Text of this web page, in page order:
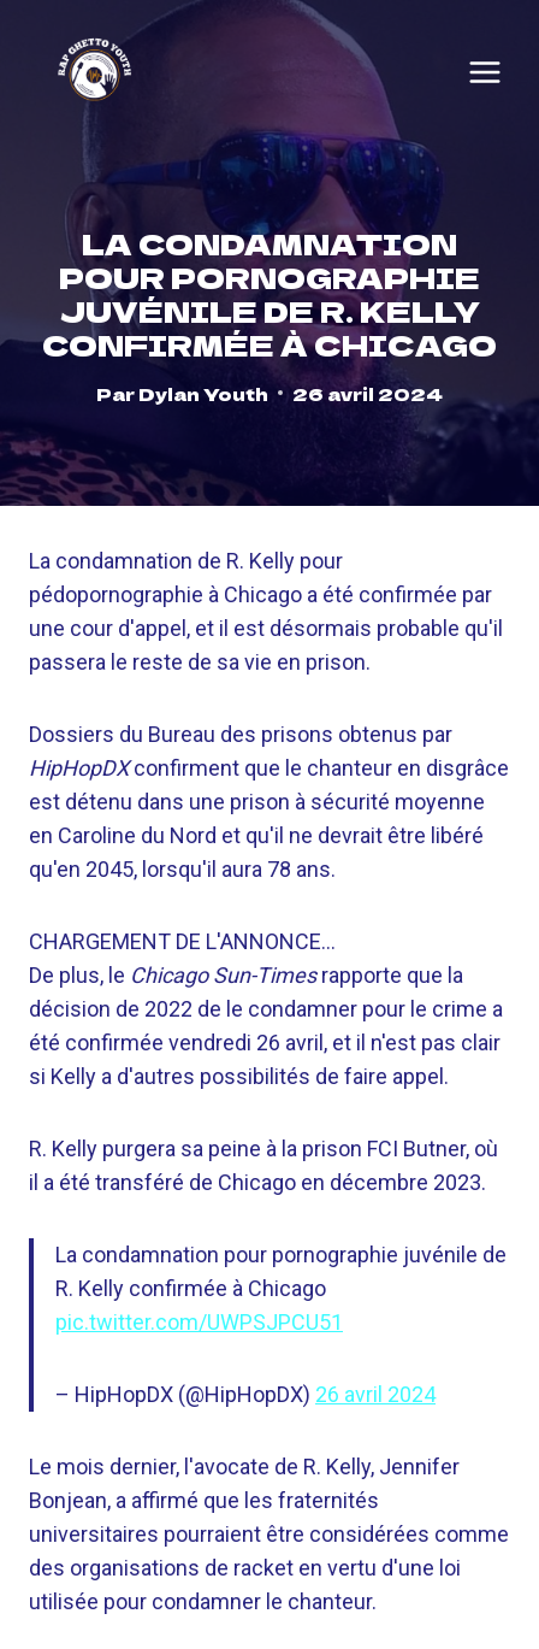
content
LA CONDAMNATION
POUR PORNOGRAPHIE
JUVÉNILE DE R. KELLY
CONFIRMÉE À CHICAGO
ParDylan Youth 26 avril 2024
La condamnation de R. Kelly pour
pédopornographie à Chicago a été confirmée par
une cour d'appel, et il est désormais probable qu'il
passera le reste de sa vie en prison.
Dossiers du Bureau des prisons obtenus par
HipHopDXconfirment que le chanteur en disgrâce
est détenu dans une prison à sécurité moyenne
en Caroline du Nord et qu'il ne devrait être libéré
qu'en 2045, lorsqu'il aura 78 ans.
CHARGEMENT DE L'ANNONCE…
De plus, le Chicago Sun-Timesrapporte que la
décision de 2022 de le condamner pour le crime a
été confirmée vendredi 26 avril, et il n'est pas clair
si Kelly a d'autres possibilités de faire appel.
R. Kelly purgera sa peine à la prison FCI Butner, où
il a été transféré de Chicago en décembre 2023.
La condamnation pour pornographie juvénile de
R. Kelly confirmée à Chicago
pic.twitter.com/UWPSJPCU51
– HipHopDX (@HipHopDX) 26 avril 2024
Le mois dernier, l'avocate de R. Kelly, Jennifer
Bonjean, a affirmé que les fraternités
universitaires pourraient être considérées comme
des organisations de racket en vertu d'une loi
utilisée pour condamner le chanteur.